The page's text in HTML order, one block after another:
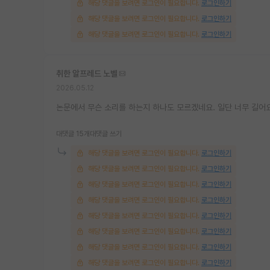
해당 댓글을 보려면 로그인이 필요합니다. 로그인하기
해당 댓글을 보려면 로그인이 필요합니다. 로그인하기
해당 댓글을 보려면 로그인이 필요합니다. 로그인하기
취한 알프레드 노벨
논문에서 무슨 소리를 하는지 하나도 모르겠네요. 일단 너무 길어
대댓글 15개 대댓글 쓰기
해당 댓글을 보려면 로그인이 필요합니다. 로그인하기
해당 댓글을 보려면 로그인이 필요합니다. 로그인하기
해당 댓글을 보려면 로그인이 필요합니다. 로그인하기
해당 댓글을 보려면 로그인이 필요합니다. 로그인하기
해당 댓글을 보려면 로그인이 필요합니다. 로그인하기
해당 댓글을 보려면 로그인이 필요합니다. 로그인하기
해당 댓글을 보려면 로그인이 필요합니다. 로그인하기
해당 댓글을 보려면 로그인이 필요합니다. 로그인하기